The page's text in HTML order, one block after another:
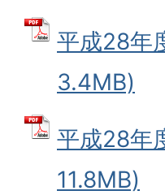
平成28年
3.4MB)
平成28年
11.8MB)